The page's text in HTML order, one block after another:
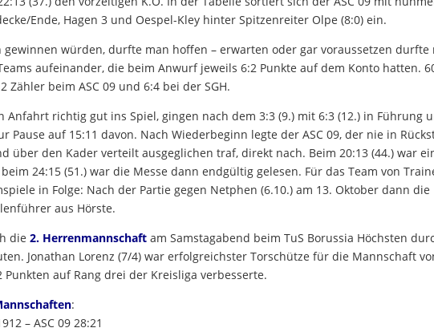
Ende, Hagen 3 und Oespel-Kley hinter Spitzenreiter Olpe (8:0) ein.
würden, durfte man hoffen – erwarten oder gar voraussetzen durfte
aufeinander, die beim Anwurf jeweils 6:2 Punkte auf dem Konto hatten.
beim ASC 09 und 6:4 bei der SGH.
Anfahrt richtig gut ins Spiel, gingen nach dem 3:3 (9.) mit 6:3 (12.) in Führung
Pause auf 15:11 davon. Nach Wiederbeginn legte der ASC 09, der nie in
über den Kader verteilt ausgeglichen traf, direkt nach. Beim 20:13 (44.) war
24:15 (51.) war die Messe dann endgültig gelesen. Für das Team von
in Folge: Nach der Partie gegen Netphen (6.10.) am 13. Oktober dann die
aus Hörste.
die 2. Herrenmannschaft am Samstagabend beim TuS Borussia Höchsten
Jonathan Lorenz (7/4) war erfolgreichster Torschütze für die Mannschaft
auf Rang drei der Kreisliga verbesserte.
:
– ASC 09 28:21